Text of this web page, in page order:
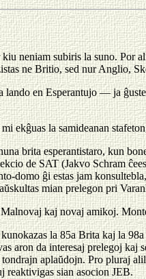
neniam subiris la suno. Por
ne Britio, sed nur Anglio,
lando en Esperantujo — ja
ekĝuas la samideanan
brita esperantistaro, kun
de SAT (Jakvo Schram
domo ĝi estas jam
mian prelegon pri
Malnovaj kaj novaj amikoj.
la 85a Brita kaj la
aron da interesaj prelegoj
aplaŭdojn. Pro pluraj
sian asocion JEB.